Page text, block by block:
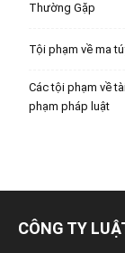
Thường Gặp
Tội phạm về ma
Các tội phạm về
phạm pháp luật
CÔNG TY